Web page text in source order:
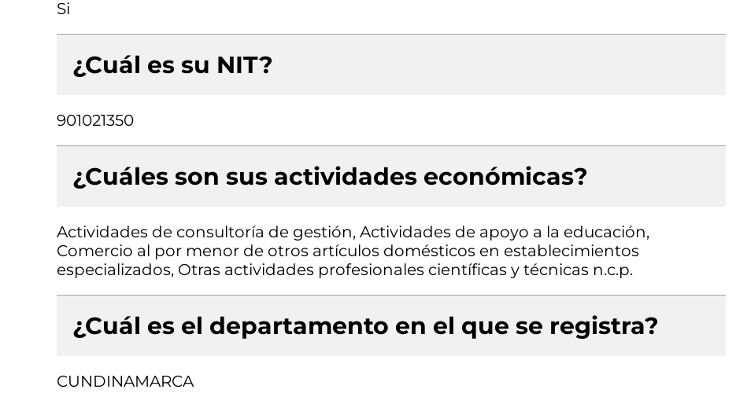
Si
¿Cuál es su NIT?
901021350
¿Cuáles son sus actividades económicas?
Actividades de consultoría de gestión, Actividades de apoyo a la educación,
Comercio al por menor de otros artículos domésticos en establecimientos
especializados, Otras actividades profesionales científicas y técnicas n.c.p.
¿Cuál es el departamento en el que se registra?
CUNDINAMARCA